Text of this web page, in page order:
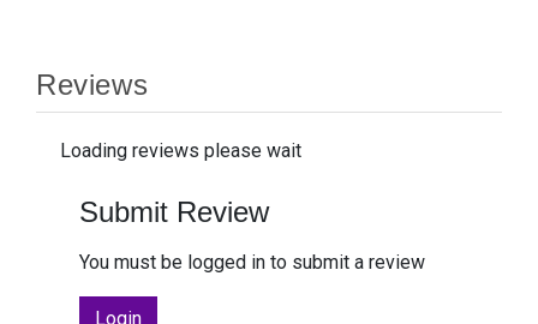
Reviews
Loading reviews please wait
Submit Review
You must be logged in to submit a review
Login